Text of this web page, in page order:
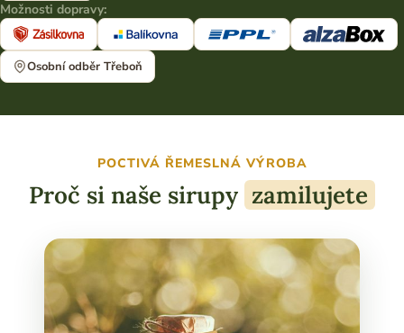
Možnosti dopravy:
Osobní odběr Třeboň
POCTIVÁ ŘEMESLNÁ VÝROBA
Proč si naše sirupy zamilujete